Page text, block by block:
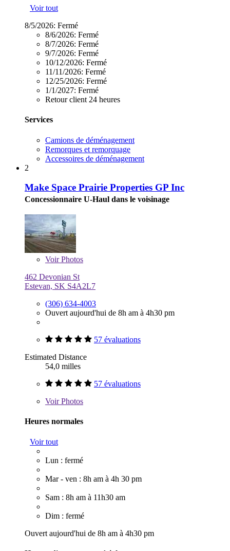
Voir tout
8/5/2026: Fermé
8/6/2026: Fermé
8/7/2026: Fermé
9/7/2026: Fermé
10/12/2026: Fermé
11/11/2026: Fermé
12/25/2026: Fermé
1/1/2027: Fermé
Retour client 24 heures
Services
Camions de déménagement
Remorques et remorquage
Accessoires de déménagement
2
Make Space Prairie Properties GP Inc
Concessionnaire U-Haul dans le voisinage
VoirPhotos
462 Devonian St
Estevan, SK S4A2L7
(306) 634-4003
Ouvert aujourd'hui de 8h am à 4h30 pm
57 évaluations
Estimated Distance
54,0 milles
57 évaluations
VoirPhotos
Heures normales
Voir tout
Lun : fermé
Mar - ven : 8h am à 4h 30 pm
Sam : 8h am à 11h30 am
Dim : fermé
Ouvert aujourd'hui de 8h am à 4h30 pm